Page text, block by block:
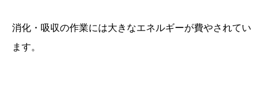
消化・吸収の作業には大きなエネルギーが費やされてい
ます。